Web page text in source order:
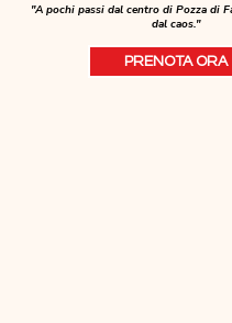
"A pochi passi dal centro di Pozza di
dal caos."
PRENOTA ORA